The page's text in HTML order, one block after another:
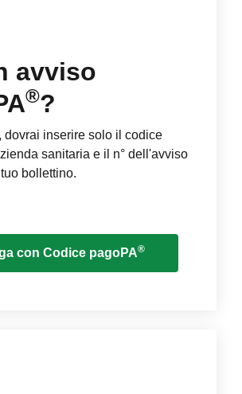
avviso
®?
dovrai inserire solo il codice
sanitaria e il n° dell'avviso
bollettino.
con Codice pagoPA®